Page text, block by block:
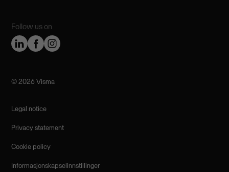
Follow us on
©️ 2026 Visma
Legal notice
Privacy statement
Cookie policy
Informasjonskapselinnstillinger